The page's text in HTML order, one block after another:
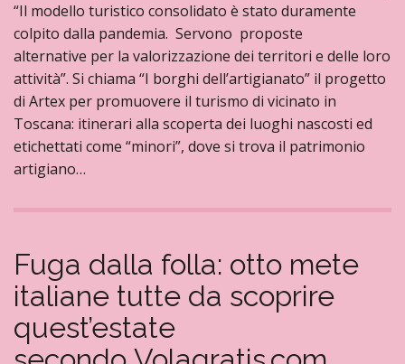
“Il modello turistico consolidato è stato duramente
colpito dalla pandemia. Servono proposte
alternative per la valorizzazione dei territori e delle loro
attività”. Si chiama “I borghi dell’artigianato” il progetto
di Artex per promuovere il turismo di vicinato in
Toscana: itinerari alla scoperta dei luoghi nascosti ed
etichettati come “minori”, dove si trova il patrimonio
artigiano…
Fuga dalla folla: otto mete
italiane tutte da scoprire
quest’estate